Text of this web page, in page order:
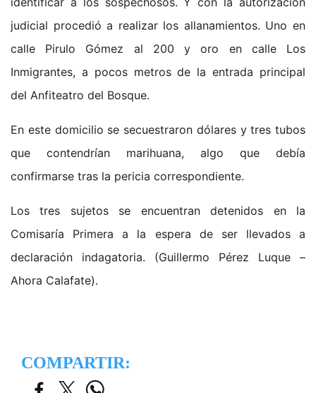
judicial procedió a realizar los allanamientos. Uno en
calle Pirulo Gómez al 200 y oro en calle Los
Inmigrantes, a pocos metros de la entrada principal
del Anfiteatro del Bosque.
En este domicilio se secuestraron dólares y tres tubos
que contendrían marihuana, algo que debía
confirmarse tras la pericia correspondiente.
Los tres sujetos se encuentran detenidos en la
Comisaría Primera a la espera de ser llevados a
declaración indagatoria. (Guillermo Pérez Luque –
Ahora Calafate).
COMPARTIR: